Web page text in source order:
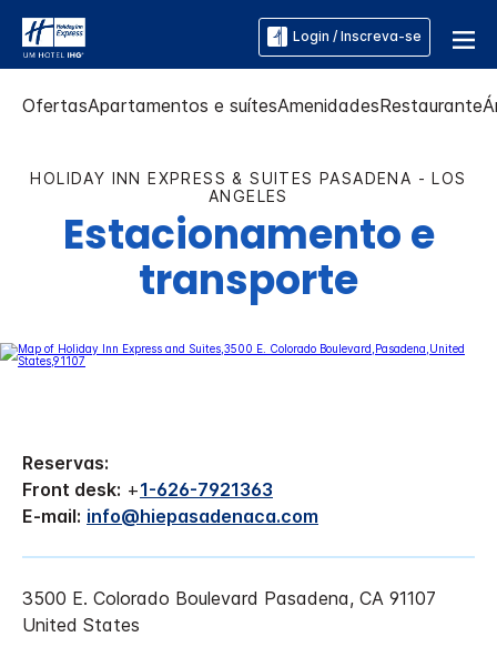
Login / Inscreva-se
OfertasApartamentos e suítesAmenidadesRestaurante
HOLIDAY INN EXPRESS & SUITES PASADENA - LOS
ANGELES
Estacionamento e
transporte
Reservas:
Front desk: +1-626-7921363
E-mail: info@hiepasadenaca.com
3500 E. Colorado Boulevard Pasadena, CA 91107
United States